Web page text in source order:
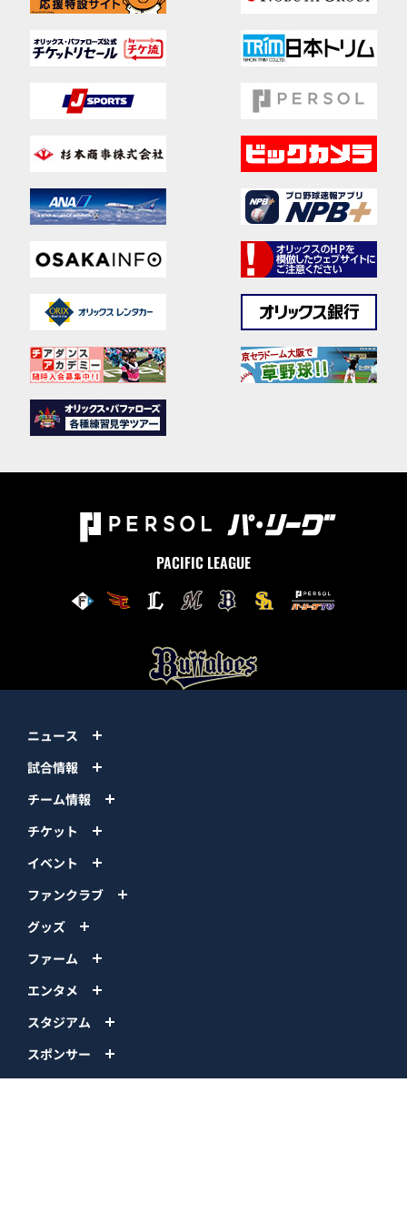
PACIFIC LEAGUE
ニュース
試合情報
チーム情報
チケット
イベント
ファンクラブ
グッズ
ファーム
エンタメ
スタジアム
スポンサー